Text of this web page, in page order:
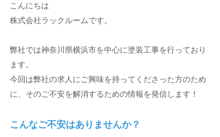
こんにちは
株式会社ラックルームです。
弊社では神奈川県横浜市を中心に塗装工事を行っており
ます。
今回は弊社の求人にご興味を持ってくださった方のため
に、そのご不安を解消するための情報を発信します！
こんなご不安はありませんか？